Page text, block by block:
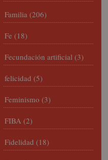
Familia (206)
Fe (18)
Fecundación artificial (3)
felicidad (5)
Feminismo (3)
FIBA (2)
Fidelidad (18)